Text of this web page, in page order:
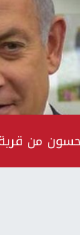
امرين بلاغَ